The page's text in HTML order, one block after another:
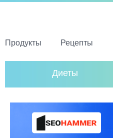
Продукты Рецепты
Диеты